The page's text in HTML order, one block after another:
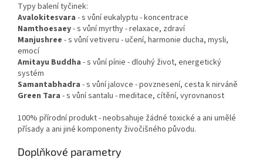
Typy balení tyčinek:
Avalokitesvara - s vůní eukalyptu - koncentrace
Namthoesaey- s vůní myrthy - relaxace, zdraví
Manjushree - s vůní vetiveru - učení, harmonie ducha, mysli,
emocí
Amitayu Buddha - s vůní pínie - dlouhý život, energetický
systém
Samantabhadra - s vůní jalovce - povznesení, cesta k nirváně
Green Tara - s vůní santalu - meditace, cítění, vyrovnanost
100% přírodní produkt - neobsahuje žádné toxické a ani umělé
přísady a ani jiné komponenty živočišného původu.
Doplňkové parametry